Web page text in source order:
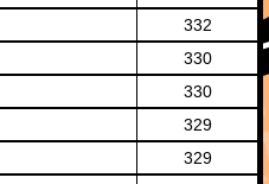
332
330
330
329
329